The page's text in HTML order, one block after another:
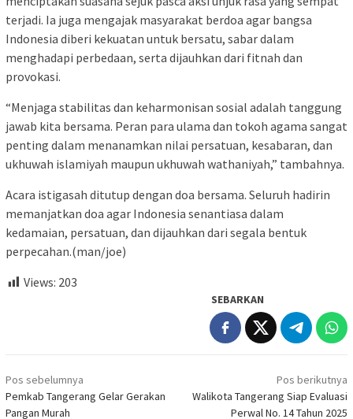
terjadi. Ia juga mengajak masyarakat berdoa agar bangsa
Indonesia diberi kekuatan untuk bersatu, sabar dalam
menghadapi perbedaan, serta dijauhkan dari fitnah dan
provokasi.
“Menjaga stabilitas dan keharmonisan sosial adalah tanggung
jawab kita bersama. Peran para ulama dan tokoh agama sangat
penting dalam menanamkan nilai persatuan, kesabaran, dan
ukhuwah islamiyah maupun ukhuwah wathaniyah,” tambahnya.
Acara istigasah ditutup dengan doa bersama. Seluruh hadirin
memanjatkan doa agar Indonesia senantiasa dalam
kedamaian, persatuan, dan dijauhkan dari segala bentuk
perpecahan.(man/joe)
Views: 203
SEBARKAN
Navigasi
pos
Pos sebelumnya
Pemkab Tangerang Gelar Gerakan
Pangan Murah
Pos berikutnya
Walikota Tangerang Siap Evaluasi
Perwal No. 14 Tahun 2025